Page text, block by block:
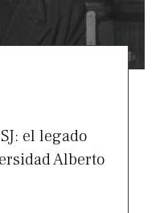
el legado
Alberto